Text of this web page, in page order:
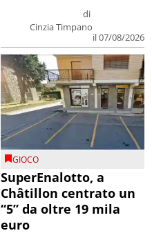
di
Cinzia Timpano
il 07/08/2026
GIOCO
SuperEnalotto, a
Châtillon centrato un
“5” da oltre 19 mila
euro